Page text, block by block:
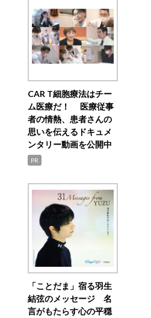
CAR T細胞療法はチー
ム医療だ！ 医療従事
者の情熱、患者さんの
思いを伝えるドキュメ
ンタリー動画を公開中
PR
「ことだま」宿る羽生
結弦のメッセージ 名
言がもたらす心の平穏